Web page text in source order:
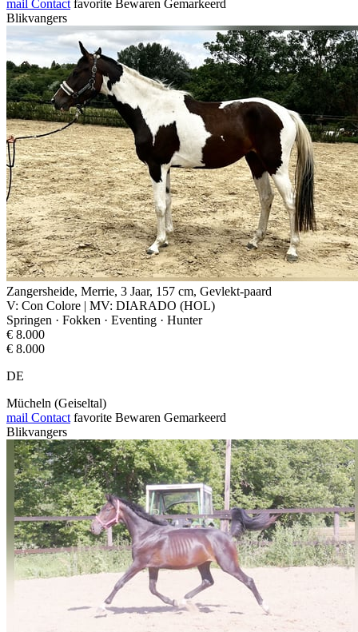
mail Contact favorite Bewaren Gemarkeerd
Blikvangers
Zangersheide, Merrie, 3 Jaar, 157 cm, Gevlekt-paard
V: Con Colore | MV: DIARADO (HOL)
Springen · Fokken · Eventing · Hunter
€ 8.000
€ 8.000
DE
Mücheln (Geiseltal)
mail Contact favorite Bewaren Gemarkeerd
Blikvangers